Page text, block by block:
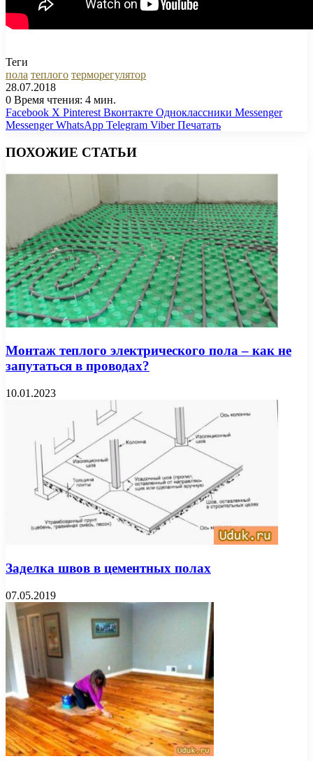
Теги
пола теплого терморегулятор
28.07.2018
0 Время чтения: 4 мин.
Facebook X Pinterest Вконтакте Одноклассники Messenger
Messenger WhatsApp Telegram Viber Печатать
ПОХОЖИЕ СТАТЬИ
Монтаж теплого электрического пола – как не
запутаться в проводах?
10.01.2023
Заделка швов в цементных полах
07.05.2019